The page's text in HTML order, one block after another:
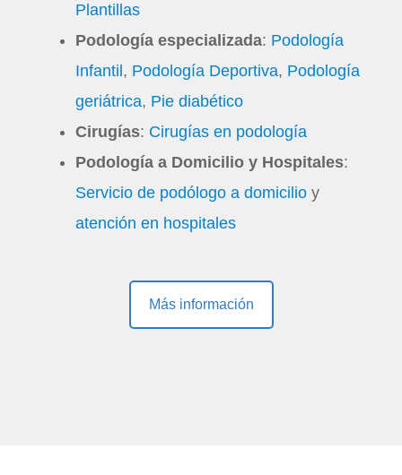
Plantillas
Podología especializada: Podología
Infantil , Podología Deportiva, Podología
geriátrica, Pie diabético
Cirugías: Cirugías en podología
Podología a Domicilio y Hospitales:
Servicio de podólogo a domicilio y
atención en hospitales
Más información